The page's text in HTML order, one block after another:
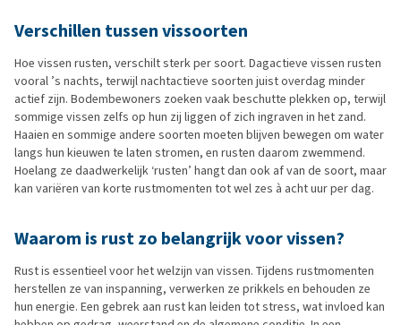
Verschillen tussen vissoorten
Hoe vissen rusten, verschilt sterk per soort. Dagactieve vissen rusten
vooral ’s nachts, terwijl nachtactieve soorten juist overdag minder
actief zijn. Bodembewoners zoeken vaak beschutte plekken op, terwijl
sommige vissen zelfs op hun zij liggen of zich ingraven in het zand.
Haaien en sommige andere soorten moeten blijven bewegen om water
langs hun kieuwen te laten stromen, en rusten daarom zwemmend.
Hoelang ze daadwerkelijk ‘rusten’ hangt dan ook af van de soort, maar
kan variëren van korte rustmomenten tot wel zes à acht uur per dag.
Waarom is rust zo belangrijk voor vissen?
Rust is essentieel voor het welzijn van vissen. Tijdens rustmomenten
herstellen ze van inspanning, verwerken ze prikkels en behouden ze
hun energie. Een gebrek aan rust kan leiden tot stress, wat invloed kan